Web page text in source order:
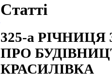
Статті
325-а
ПРО
КРАСИЛІВКА